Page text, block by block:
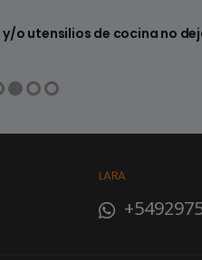
si hay pérdidas en los
LARA